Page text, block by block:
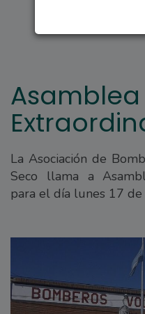
La Asociación de
Seco llama a
para el día lunes 17 de